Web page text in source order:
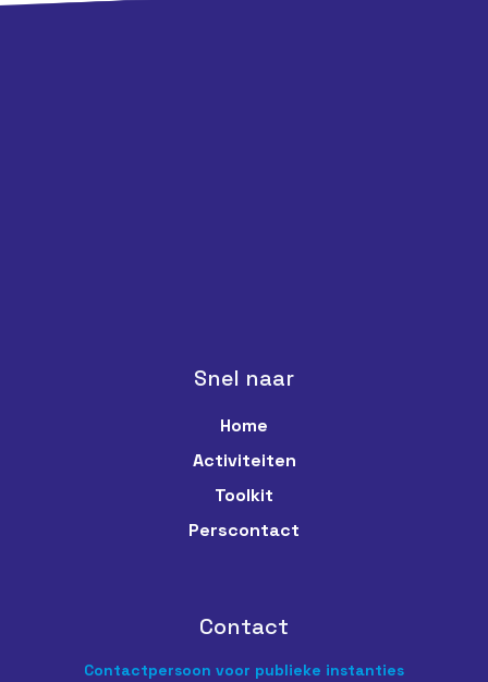
Snel naar
Home
Activiteiten
Toolkit
Perscontact
Contact
Contactpersoon voor publieke instanties